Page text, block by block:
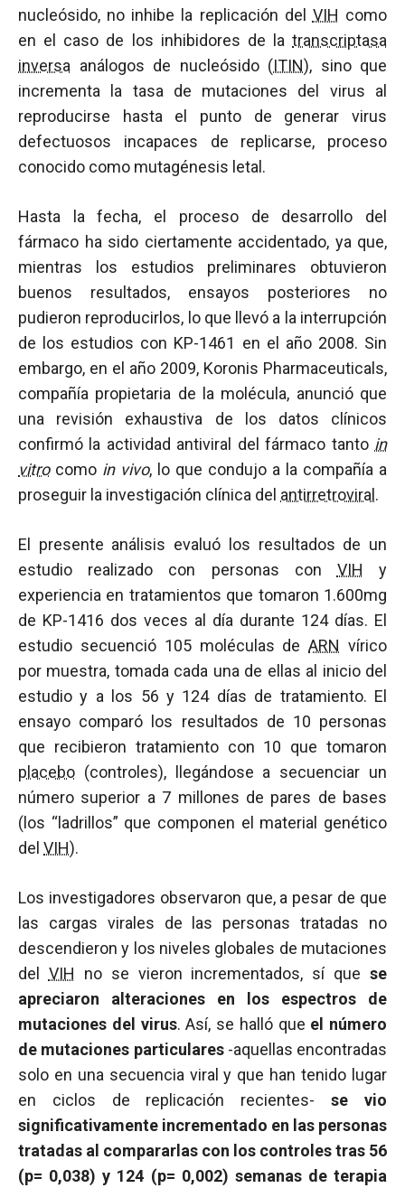
nucleósido, no inhibe la replicación del VIH como
en el caso de los inhibidores de la transcriptasa
inversa análogos de nucleósido (ITIN), sino que
incrementa la tasa de mutaciones del virus al
reproducirse hasta el punto de generar virus
defectuosos incapaces de replicarse, proceso
conocido como mutagénesis letal.
Hasta la fecha, el proceso de desarrollo del
fármaco ha sido ciertamente accidentado, ya que,
mientras los estudios preliminares obtuvieron
buenos resultados, ensayos posteriores no
pudieron reproducirlos, lo que llevó a la interrupción
de los estudios con KP-1461 en el año 2008. Sin
embargo, en el año 2009, Koronis Pharmaceuticals,
compañía propietaria de la molécula, anunció que
una revisión exhaustiva de los datos clínicos
confirmó la actividad antiviral del fármaco tanto in
vitrocomo in vivo, lo que condujo a la compañía a
proseguir la investigación clínica del antirretroviral .
El presente análisis evaluó los resultados de un
estudio realizado con personas con VIH y
experiencia en tratamientos que tomaron 1.600mg
de KP-1416 dos veces al día durante 124 días. El
estudio secuenció 105 moléculas deARN vírico
por muestra, tomada cada una de ellas al inicio del
estudio y a los 56 y 124 días de tratamiento. El
ensayo comparó los resultados de 10 personas
que recibieron tratamiento con 10 que tomaron
placebo (controles), llegándose a secuenciar un
número superior a 7 millones de pares de bases
(los “ladrillos” que componen el material genético
del VIH).
Los investigadores observaron que, a pesar de que
las cargas virales de las personas tratadas no
descendieron y los niveles globales de mutaciones
del VIH no se vieron incrementados, sí que se
apreciaron alteraciones en los espectros de
mutaciones del virus. Así, se halló que el número
de mutaciones particulares-aquellas encontradas
solo en una secuencia viral y que han tenido lugar
en ciclos de replicación recientes-se vio
significativamente incrementado en las personas
tratadas al compararlas con los controles tras 56
(p= 0,038) y 124 (p= 0,002) semanas de terapia